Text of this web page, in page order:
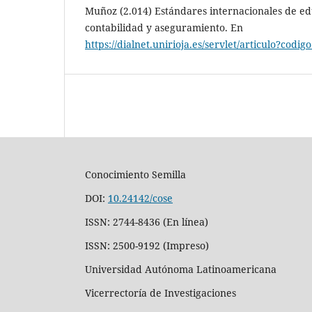
Muñoz (2.014) Estándares internacionales de
contabilidad y aseguramiento. En
https://dialnet.unirioja.es/servlet/
Conocimiento Semilla
DOI: 10.24142/cose
ISSN: 2744-8436 (En línea)
ISSN: 2500-9192 (Impreso)
Universidad Autónoma Latinoamericana
Vicerrectoría de Investigaciones